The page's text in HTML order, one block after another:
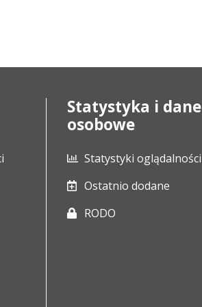
Statystyka i dane
osobowe
Statystyki oglądalności
Ostatnio dodane
RODO